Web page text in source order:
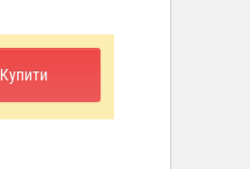
Купити